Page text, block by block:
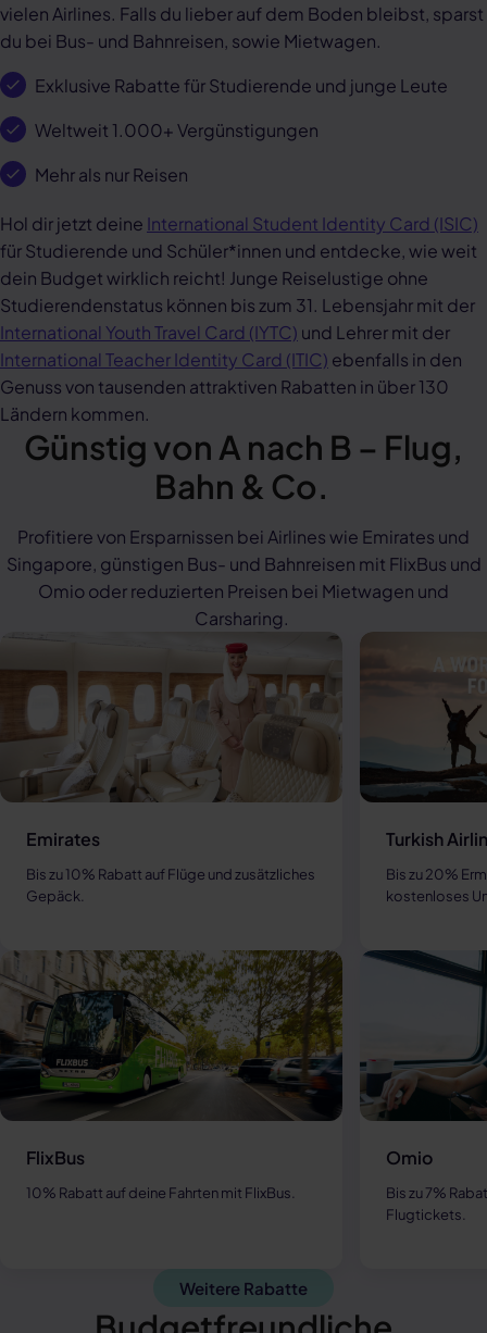
vielen Airlines. Falls du lieber auf dem Boden bleibst, sparst
du bei Bus- und Bahnreisen, sowie Mietwagen.
Exklusive Rabatte für Studierende und junge Leute
Weltweit 1.000+ Vergünstigungen
Mehr als nur Reisen
Hol dir jetzt deine International Student Identity Card (ISIC)
für Studierende und Schüler*innen und entdecke, wie weit
dein Budget wirklich reicht! Junge Reiselustige ohne
Studierendenstatus können bis zum 31. Lebensjahr mit der
International Youth Travel Card (IYTC) und Lehrer mit der
International Teacher Identity Card (ITIC) ebenfalls in den
Genuss von tausenden attraktiven Rabatten in über 130
Ländern kommen.
Günstig von A nach B – Flug,
Bahn & Co.
Profitiere von Ersparnissen bei Airlines wie Emirates und
Singapore, günstigen Bus- und Bahnreisen mit FlixBus und
Omio oder reduzierten Preisen bei Mietwagen und
Carsharing.
Emirates
Bis zu 10% Rabatt auf Flüge und zusätzliches
Gepäck.
Turkish
Bis zu 20%
kostenloses
FlixBus
10% Rabatt auf deine Fahrten mit FlixBus.
Omio
Bis zu 7%
Flugtickets.
Weitere Rabatte